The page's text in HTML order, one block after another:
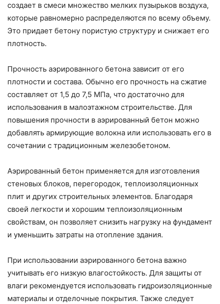
создает в смеси множество мелких пузырьков воздуха,
которые равномерно распределяются по всему объему.
Это придает бетону пористую структуру и снижает его
плотность.
Прочность аэрированного бетона зависит от его
плотности и состава. Обычно его прочность на сжатие
составляет от 1,5 до 7,5 МПа, что достаточно для
использования в малоэтажном строительстве. Для
повышения прочности в аэрированный бетон можно
добавлять армирующие волокна или использовать его в
сочетании с традиционным железобетоном.
Аэрированный бетон применяется для изготовления
стеновых блоков, перегородок, теплоизоляционных
плит и других строительных элементов. Благодаря
своей легкости и хорошим теплоизоляционным
свойствам, он позволяет снизить нагрузку на фундамент
и уменьшить затраты на отопление здания.
При использовании аэрированного бетона важно
учитывать его низкую влагостойкость. Для защиты от
влаги рекомендуется использовать гидроизоляционные
материалы и отделочные покрытия. Также следует